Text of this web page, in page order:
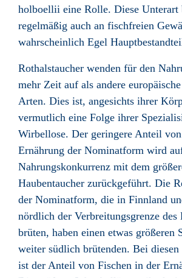
holboellii eine Rolle. Diese Unterart
regelmäßig auch an fischfreien
wahrscheinlich Egel
Rothalstaucher wenden für den
mehr Zeit auf als andere
Arten. Dies ist, angesichts ihrer
vermutlich eine Folge ihrer
Wirbellose. Der geringere Anteil
Ernährung der Nominatform wird
Nahrungskonkurrenz mit dem
Haubentaucher zurückgeführt. Die
der Nominatform, die in Finnland
nördlich der Verbreitungsgrenze des
brüten, haben einen etwas größeren
weiter südlich brütenden. Bei diesen
ist der Anteil von Fischen in der